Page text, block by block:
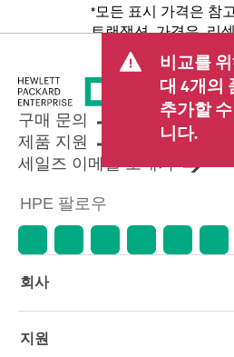
*모든 표시 가격은 참
트랜잭션 가격은 리
며 판매세/VAT 및 배
료가 포함될 수 있습
설정한 트랜잭션 가
러가 설정한 가격 및
를 수 있습니다. 표시
한정 프로모션 혜택이
습니다. HPE는 시장 상
수명 종료, 광고 오류
이에 국한되지 않는
지 가격을 조정할 권
비교를
대 4개의
추가할
니다.
구매 문의
제품 지원
세일즈 이메일 보내기
HPE 팔로우
회사
HPE 소개
지원